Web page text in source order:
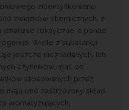
zidentyfikowano
związków chemicznych, z
toksyczne, a ponad
Wiele z substancji
jeszcze niezbadanych. Ich
czynników, m.in. od
stosowanych przez
one zastrzeżony skład
aromatyzujących,